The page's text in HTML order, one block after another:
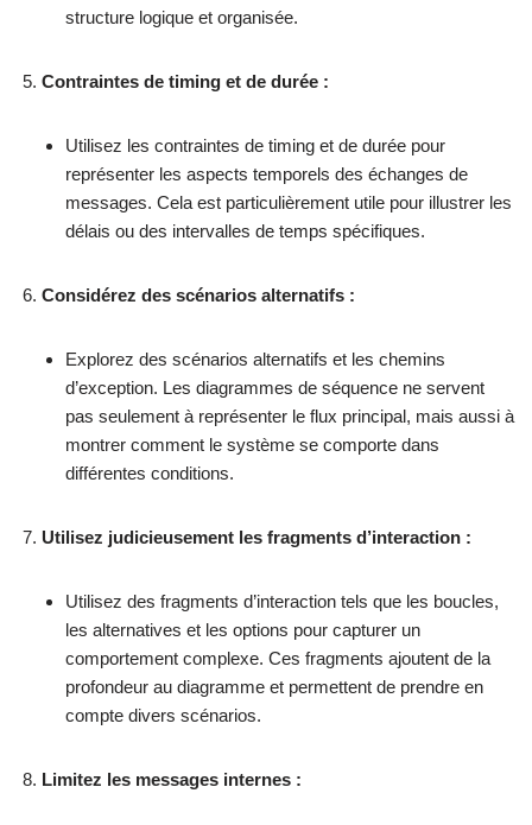
structure logique et organisée.
Contraintes de timing et de durée :
Utilisez les contraintes de timing et de durée pour
représenter les aspects temporels des échanges de
messages. Cela est particulièrement utile pour illustrer les
délais ou des intervalles de temps spécifiques.
Considérez des scénarios alternatifs :
Explorez des scénarios alternatifs et les chemins
d’exception. Les diagrammes de séquence ne servent
pas seulement à représenter le flux principal, mais aussi à
montrer comment le système se comporte dans
différentes conditions.
Utilisez judicieusement les fragments d’interaction :
Utilisez des fragments d’interaction tels que les boucles,
les alternatives et les options pour capturer un
comportement complexe. Ces fragments ajoutent de la
profondeur au diagramme et permettent de prendre en
compte divers scénarios.
Limitez les messages internes :